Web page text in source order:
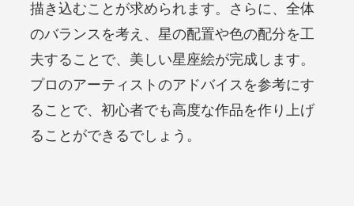
描き込むことが求められます。さらに、全体
のバランスを考え、星の配置や色の配分を工
夫することで、美しい星座絵が完成します。
プロのアーティストのアドバイスを参考にす
ることで、初心者でも高度な作品を作り上げ
ることができるでしょう。